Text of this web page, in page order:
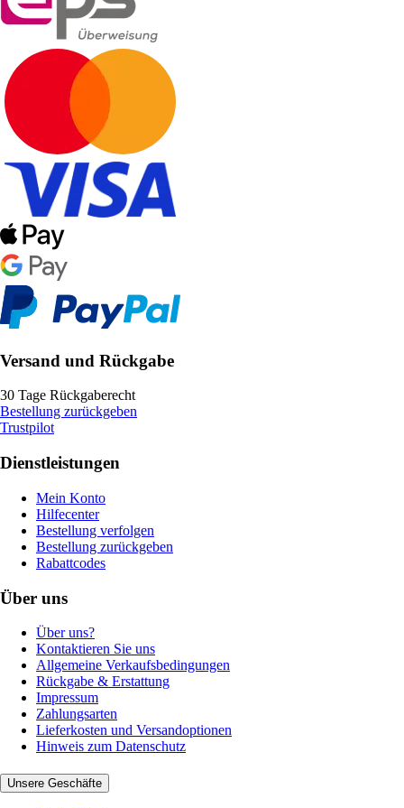
Versand und Rückgabe
30 Tage Rückgaberecht
Bestellung zurückgeben
Trustpilot
Dienstleistungen
Mein Konto
Hilfecenter
Bestellung verfolgen
Bestellung zurückgeben
Rabattcodes
Über uns
Über uns?
Kontaktieren Sie uns
Allgemeine Verkaufsbedingungen
Rückgabe & Erstattung
Impressum
Zahlungsarten
Lieferkosten und Versandoptionen
Hinweis zum Datenschutz
Unsere Geschäfte